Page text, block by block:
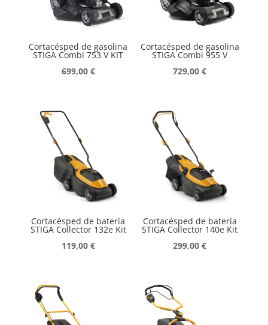
Cortacésped de gasolina
STIGA Combi 753 V KIT
699,00 €
Cortacésped de gasolina
STIGA Combi 955 V
729,00€
Cortacésped de batería
STIGA Collector 132e Kit
119,00 €
Cortacésped de batería
STIGA Collector 140e Kit
299,00€